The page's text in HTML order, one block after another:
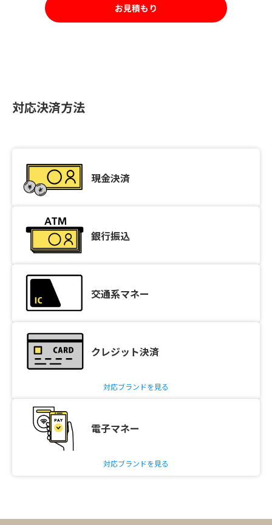
お見積もり
対応決済方法
現金決済
銀行振込
交通系マネー
クレジット決済
対応ブランドを見る
電子マネー
対応ブランドを見る